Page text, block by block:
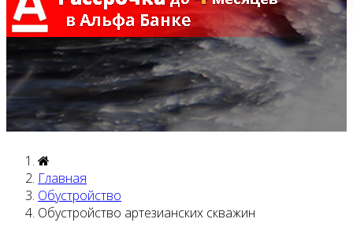
Главная
Обустройство
Обустройство артезианских скважин